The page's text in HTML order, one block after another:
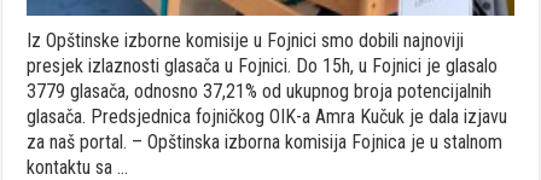
Iz Opštinske izborne komisije u Fojnici smo dobili najnoviji
presjek izlaznosti glasača u Fojnici. Do 15h, u Fojnici je glasalo
3779 glasača, odnosno 37,21% od ukupnog broja potencijalnih
glasača. Predsjednica fojničkog OIK-a Amra Kučuk je dala izjavu
za naš portal. – Opštinska izborna komisija Fojnica je u stalnom
kontaktu sa …